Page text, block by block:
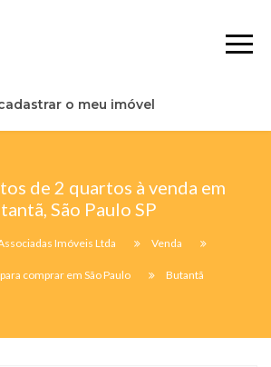
o meu imóvel
de 2 quartos à venda em
São Paulo SP
Imóveis Ltda Venda
comprar em São Paulo Butantã